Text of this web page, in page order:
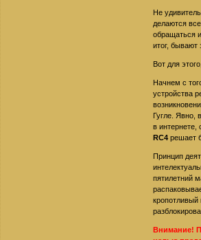
Не
делаются
обращаться
итог, бывают
Вот для
Начнем с
устройства
Гугле. Явно,
в
RC4 решает
Принцип
пятилетний
Внимание!